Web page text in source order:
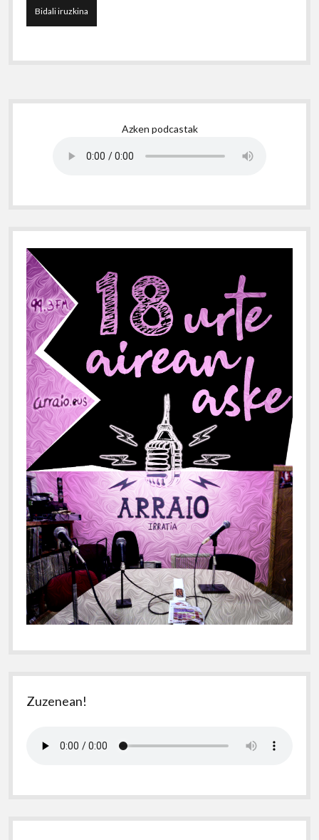
Sidebar
Azken podcastak
Zuzenean!